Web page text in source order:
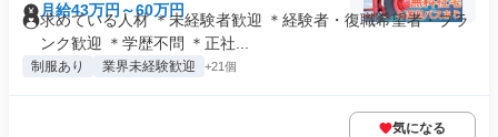
月給43万円～60万円
求めている人材 ＊未経験者歓迎 ＊経験者・復職希望者・ブラ
ンク歓迎 ＊学歴不問 ＊正社...
制服あり 業界未経験歓迎 +21個
気になる